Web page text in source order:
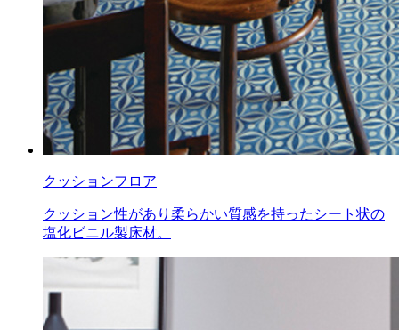
クッションフロア
クッション性があり柔らかい質感を持ったシート状の
塩化ビニル製床材。